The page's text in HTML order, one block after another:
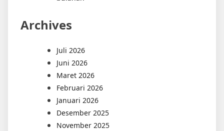
Archives
Juli 2026
Juni 2026
Maret 2026
Februari 2026
Januari 2026
Desember 2025
November 2025